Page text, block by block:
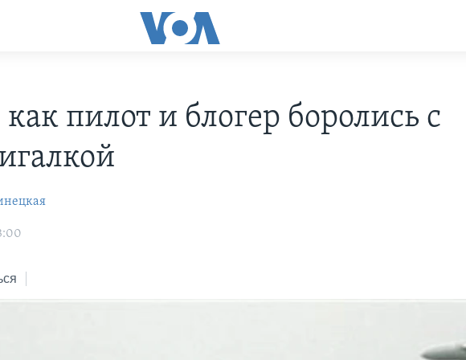
пилот и блогер боролись с